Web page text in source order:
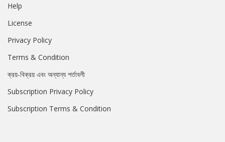
Help
License
Privacy Policy
Terms & Condition
ক্রয়-বিক্রয় এবং অন্যান্য শর্তাবলী
Subscription Privacy Policy
Subscription Terms & Condition